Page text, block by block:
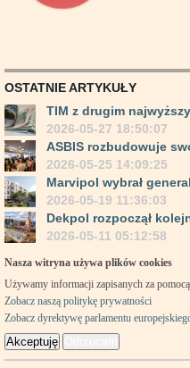
OSTATNIE ARTYKUŁY
TIM z drugim
2026-05-27 18:50:07
ASBIS rozbudowuje
2026-05-25 14:09:25
Marvipol wybrał
2026-05-19 11:36:03
Dekpol rozpoczął
2026-05-11 05:12:58
Nasza witryna używa plików cookies
Używamy informacji zapisanych za
Zobacz naszą politykę prywatności
Zobacz dyrektywę parlamentu
Akceptuję